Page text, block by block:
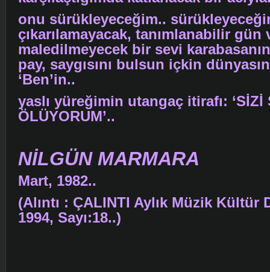
onu sürükleyeceğim..
çıkarılamayacak, tanımlanabilir gün
maledilmeyecek bir sevi
pay, saygısını bulsun içkin
‘Ben’in..
yaslı yüreğimin utangaç itirafı: ‘SİZİ
ÖLÜYORUM’..
NİLGÜN MARMARA
Mart, 1982..
(Alıntı : ÇALINTI Aylık Müzik Kültür
1994, Sayı:18..)